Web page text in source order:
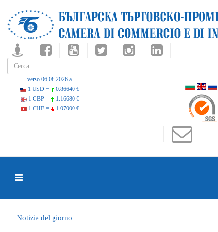
verso 06.08.2026 a.
1 USD =
0.86640 €
1 GBP =
1.16680 €
1 CHF =
1.07000 €
Notizie del giorno